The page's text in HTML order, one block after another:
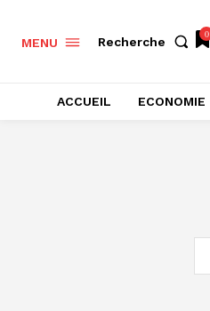
MENU Recherche
0
ACCUEIL ECONOMIE